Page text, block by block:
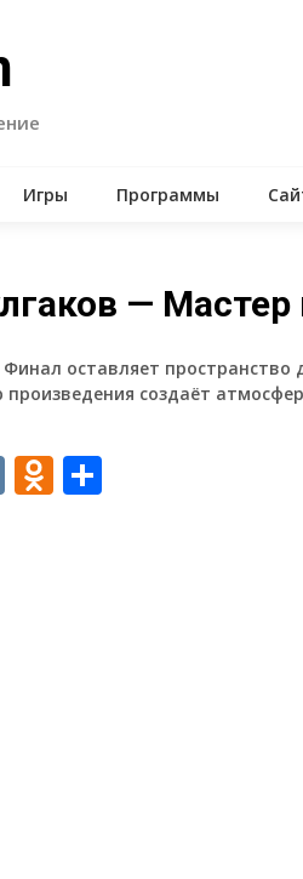
Игры Программы
— Мастер
Финал оставляет
создаёт
VKOdnoklassniki